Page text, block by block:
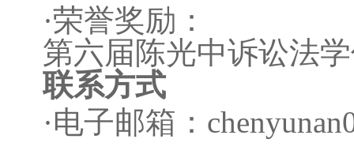
·荣誉奖励：
第六届陈光中诉讼法
联系方式
·电子邮箱：